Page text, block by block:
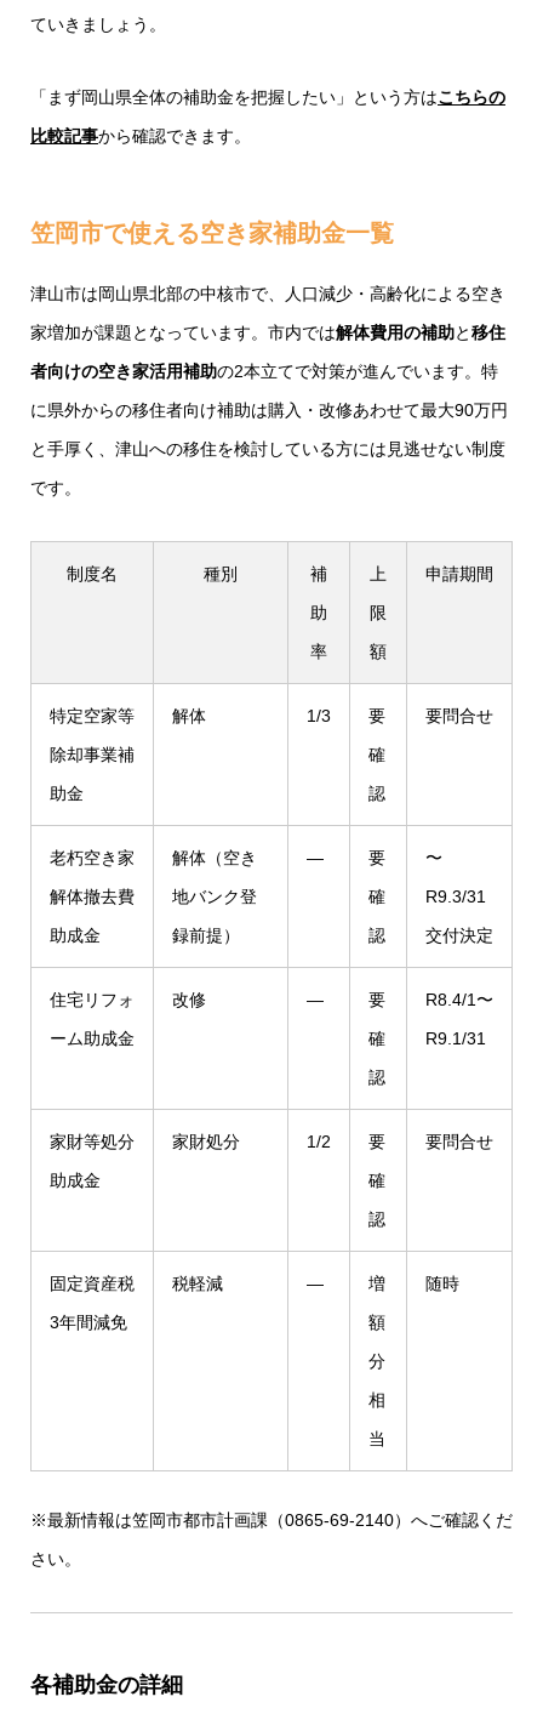
ていきましょう。
「まず岡山県全体の補助金を把握したい」という方はこちらの
比較記事から確認できます。
笠岡市で使える空き家補助金一覧
津山市は岡山県北部の中核市で、人口減少・高齢化による空き
家増加が課題となっています。市内では解体費用の補助と移住
者向けの空き家活用補助の2本立てで対策が進んでいます。特
に県外からの移住者向け補助は購入・改修あわせて最大90万円
と手厚く、津山への移住を検討している方には見逃せない制度
です。
制度名 種別
補
助
率
上
限
額
申請期間
特定空家等
除却事業補
助金
解体 1/3
要
確
認
要問合せ
老朽空き家
解体撤去費
助成金
解体（空き
地バンク登
録前提）
—
要
確
認
〜
R9.3/31
交付決定
住宅リフォ
ーム助成金
改修 —
要
確
認
R8.4/1〜
R9.1/31
家財等処分
助成金
家財処分 1/2
要
確
認
要問合せ
固定資産税
3年間減免
税軽減 —
増
額
分
相
当
随時
※最新情報は笠岡市都市計画課（0865-69-2140）へご確認くだ
さい。
各補助金の詳細